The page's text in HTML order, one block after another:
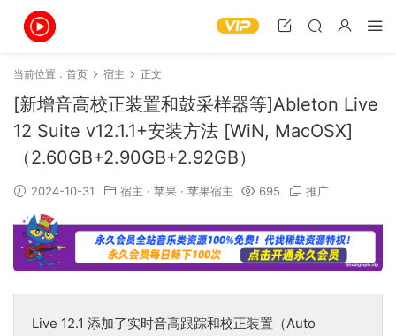
当前位置： 首页 宿主 正文
[新增音高校正装置和鼓采样器等]Ableton Live
12 Suite v12.1.1+安装方法 [WiN, MacOSX]
（2.60GB+2.90GB+2.92GB）
2024-10-31 宿主 · 苹果 · 苹果宿主 695 推广
Live 12.1 添加了实时音高跟踪和校正装置（Auto